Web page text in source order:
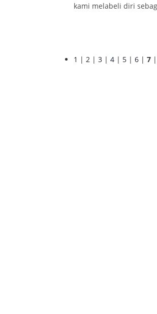
kami melabeli diri
1 | 2 | 3 | 4 | 5 | 6 | 7 |